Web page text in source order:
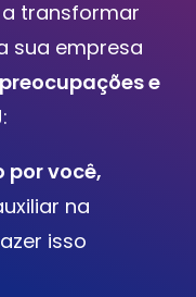
transformar
sua empresa
e
por você,
na
isso